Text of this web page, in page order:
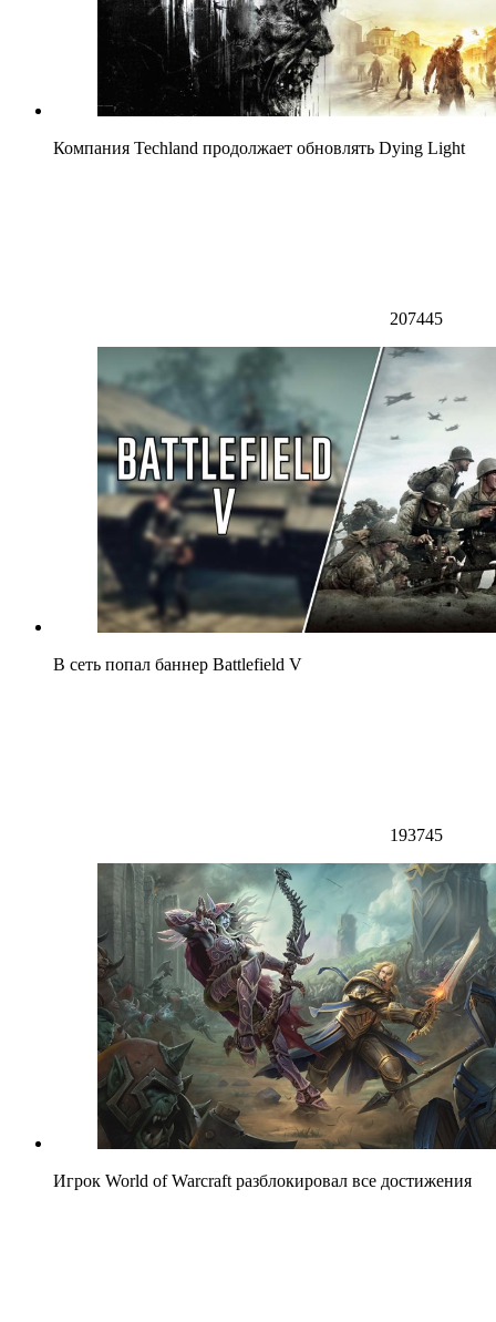
Компания Techland продолжает обновлять Dying Light
207445
В сеть попал баннер Battlefield V
193745
Игрок World of Warcraft разблокировал все достижения